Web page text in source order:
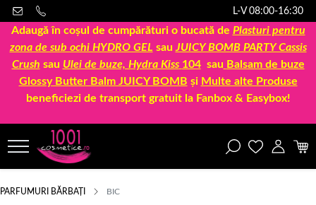
L-V 08:00-16:30
Adaugă în coșul de cumpărături o bucată de Plasturi pentru
zona de sub ochi HYDRO GEL sau JUICY BOMB PARTY Cassis
Crush sau Ulei de buze, Hydra Kiss 104sau Balsam de buze
Glossy Butter Balm JUICY BOMB și Multe alte Produse
beneficiezi de transport gratuit la Fanbox & Easybox!
PARFUMURI BĂRBAȚI BIC